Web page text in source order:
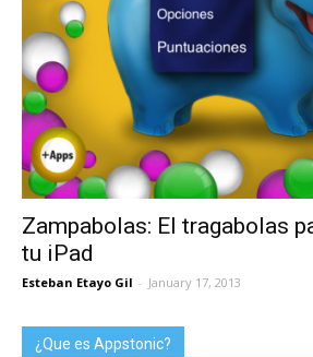
Zampabolas: El tragabolas
tu iPad
Esteban Etayo Gil - January 17, 2013
¿Que es Appstonic?